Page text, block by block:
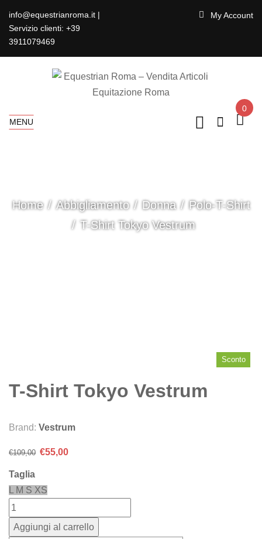
info@equestrianroma.it |
Servizio clienti: +39
3911079469
My Account
MENU
0
Home Abbigliamento Donna
Polo-T-Shirt
T-Shirt Tokyo Vestrum
Sconto
T-Shirt Tokyo Vestrum
Brand: Vestrum
€109,00 Il
era:
€55,00Il
Taglia
M S XS
Aggiungi al carrello